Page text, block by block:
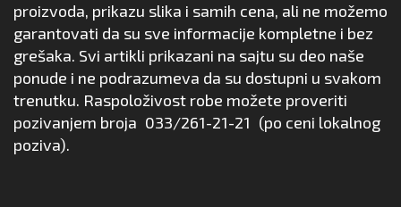
proizvoda, prikazu slika i samih cena, ali ne možemo
garantovati da su sve informacije kompletne i bez
grešaka. Svi artikli prikazani na sajtu su deo naše
ponude i ne podrazumeva da su dostupni u svakom
trenutku. Raspoloživost robe možete proveriti
pozivanjem broja 033/261-21-21 (po ceni lokalnog
poziva).